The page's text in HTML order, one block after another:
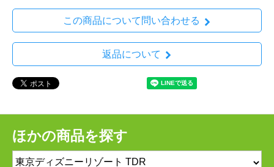
この商品について問い合わせる
返品について
ほかの商品を探す